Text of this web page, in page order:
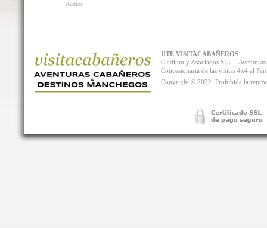
Audios
UTE VISITACABAÑEROS
Cladium y Asociados SLU -
Concesionaria de las visitas 4x4 al
Copyright © 2022. Prohibida la